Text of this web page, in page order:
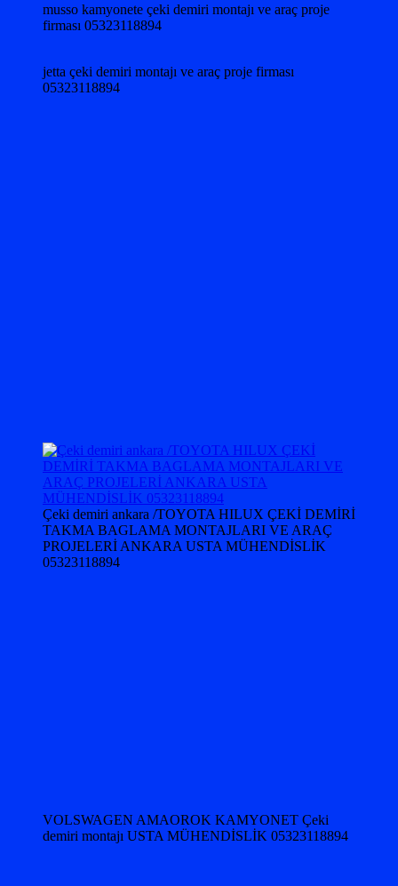
musso kamyonete çeki demiri montajı ve araç proje
firması 05323118894
jetta çeki demiri montajı ve araç proje firması
05323118894
Çeki demiri ankara /TOYOTA HILUX ÇEKİ DEMİRİ
TAKMA BAGLAMA MONTAJLARI VE ARAÇ
PROJELERİ ANKARA USTA MÜHENDİSLİK
05323118894
VOLSWAGEN AMAOROK KAMYONET Çeki
demiri montajı USTA MÜHENDİSLİK 05323118894